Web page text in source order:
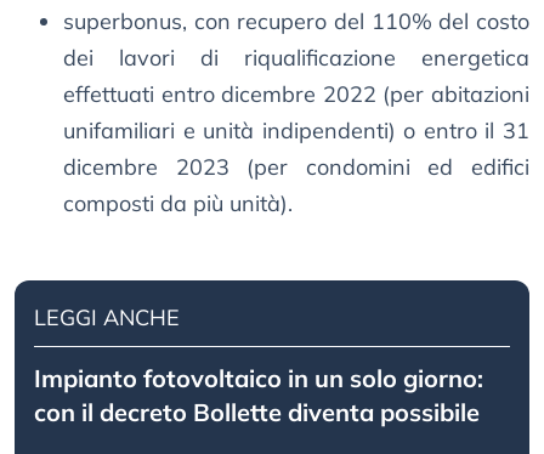
superbonus, con recupero del 110% del costo
dei lavori di riqualificazione energetica
effettuati entro dicembre 2022 (per abitazioni
unifamiliari e unità indipendenti) o entro il 31
dicembre 2023 (per condomini ed edifici
composti da più unità).
LEGGI ANCHE
Impianto fotovoltaico in un solo giorno:
con il decreto Bollette diventa possibile